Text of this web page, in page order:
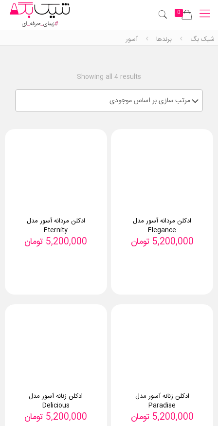
0
شیک بگ برندها آسور
Showing all 4 results
ادکلن مردانه آسور مدل
Elegance
5,200,000 تومان
ادکلن مردانه آسور مدل
Eternity
5,200,000 تومان
ادکلن زنانه آسور مدل
Paradise
5,200,000 تومان
ادکلن زنانه آسور مدل
Delicious
5,200,000 تومان